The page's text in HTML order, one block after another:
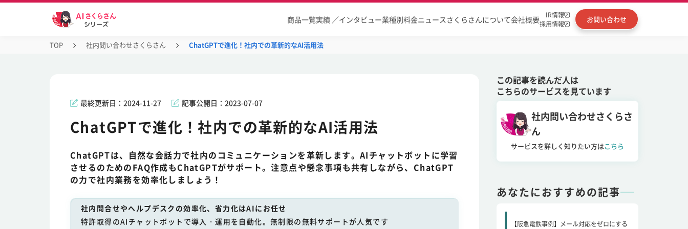
商品一覧実績 ／インタビュー業種別料金ニュース さくらさんについて会社概要
IR情報
採用情報
お問い合わせ
TOP 社内問い合わせさくらさん ChatGPTで進化！社内での革新的なAI活用法
最終更新日： 2024-11-27 記事公開日： 2023-07-07
ChatGPTで進化！社内での革新的なAI活用法
ChatGPTは、自然な会話力で社内のコミュニケーションを革新します。AIチャットボットに学習
させるのためのFAQ作成もChatGPTがサポート。注意点や懸念事項も共有しながら、ChatGPT
の力で社内業務を効率化しましょう！
社内問合せやヘルプデスクの効率化、省力化はAIにお任せ
特許取得のAIチャットボットで導入・運用を自動化。無制限の無料サポートが人気です
この記事を読んだ人は
こちらのサービスを見ています
社内問い合わせさくらさ
ん
サービスを詳しく知りたい方はこちら
あなたにおすすめの記事
【阪急電鉄事例】メール対応をゼロにする